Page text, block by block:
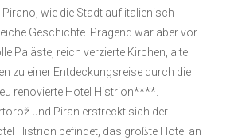
wie die Stadt auf italienisch
Geschichte. Prägend war aber vor
Paläste, reich verzierte Kirchen, alte
zu einer Entdeckungsreise durch die
renovierte Hotel Histrion****.
und Piran erstreckt sich der
Histrion befindet, das größte Hotel an